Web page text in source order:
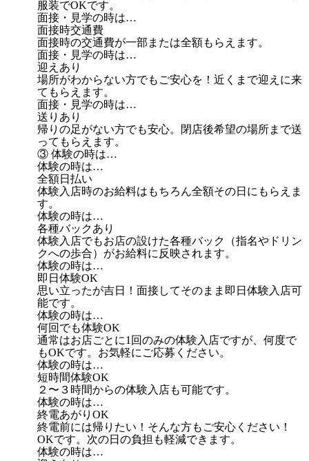
服装でOKです。
面接・見学の時は…
面接時交通費
面接時の交通費が一部または全額もらえます。
面接・見学の時は…
迎えあり
場所がわからない方でもご安心を！近くまで迎えに来
てもらえます。
面接・見学の時は…
送りあり
帰りの足がない方でも安心。閉店後希望の場所まで送
ってもらえます。
③ 体験の時は…
体験の時は…
全額日払い
体験入店時のお給料はもちろん全額その日にもらえま
す。
体験の時は…
各種バックあり
体験入店でもお店の設けた各種バック（指名やドリン
クへの歩合）がお給料に反映されます。
体験の時は…
即日体験OK
思い立ったが吉日！面接してそのまま即日体験入店可
能です。
体験の時は…
何回でも体験OK
通常はお店ごとに1回のみの体験入店ですが、何度で
もOKです。お気軽にご応募ください。
体験の時は…
短時間体験OK
２〜３時間からの体験入店も可能です。
体験の時は…
終電あがりOK
終電前には帰りたい！そんな方もご安心ください！
OKです。次の日の負担も軽減できます。
体験の時は…